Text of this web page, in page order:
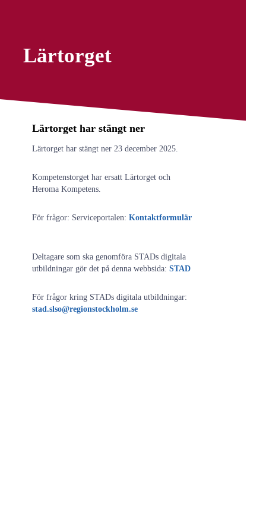
Lärtorget
Lärtorget har stängt ner
Lärtorget har stängt ner 23 december 2025.
Kompetenstorget har ersatt Lärtorget och
Heroma Kompetens.
För frågor: Serviceportalen: Kontaktformulär
Deltagare som ska genomföra STADs digitala
utbildningar gör det på denna webbsida: STAD
För frågor kring STADs digitala utbildningar:
stad.slso@regionstockholm.se